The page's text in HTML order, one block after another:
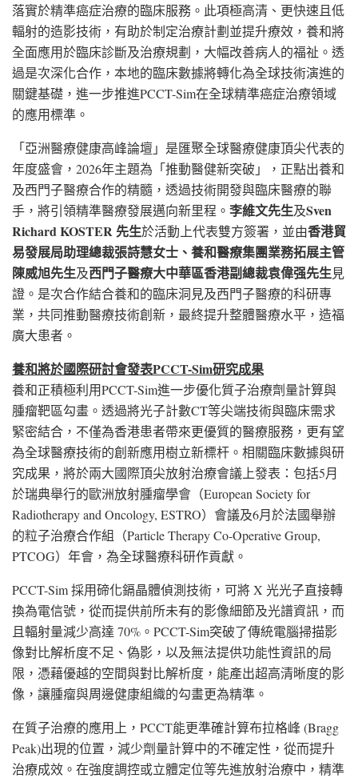
落實於精準癌症治療的臨床服務。此項極高清、更快速且低
輻射的造影技術，有助於制定治療計劃並提升療效，養和將
全面應用於臨床診斷及治療規劃，大幅改善病人的福祉。透
過是次深化合作，本地的臨床數據將轉化為全球技術演進的
關鍵基礎，進一步推進PCCT-Sim在全球精準癌症治療領域
的應用標準。
「亞洲醫療健康高峰論壇」是匯聚全球醫療健康頂尖代表的
年度盛會，2026年主題為「推動醫健新突破」，正點出養和
及西門子醫療合作的精髓，透過技術開發與臨床醫療的聯
手，將引領精準醫療發展邁向新里程。 李維文先生及Sven
Richard KOSTER 先生於活動上代表雙方簽署，並由香港貿
易發展局助理總裁張詩慧女士、養和醫療集團業務拓展主管
陳威旭先生及西門子醫療大中華區香港副總裁袁偉强先生見
證。是次合作結合養和的臨床洞見及西門子醫療的科研專
業，共同推動醫療技術創新，最終提升整體醫療水平，造福
廣大患者。
養和將於國際研討會發表PCCT-Sim研究成果
養和正積極利用PCCT-Sim進一步優化質子治療劑量計算與
腫瘤靶區勾畫。透過將光子計數CT等尖端技術與臨床需求
緊密結合，不僅為香港患者帶來更優質的醫療服務，更有望
為全球醫療技術的創新應用樹立新標杆。相關臨床數據與研
究成果，將於兩大國際頂尖放射治療會議上發表：包括5月
於瑞典舉行的歐洲放射腫瘤學會（European Society for
Radiotherapy and Oncology, ESTRO）會議及6月於法國舉辦
的粒子治療合作組（Particle Therapy Co-Operative Group,
PTCOG）年會，為全球醫療科研作貢獻。
PCCT-Sim 採用碲化鎘晶體偵測技術，可將 X 光光子直接轉
換為電信號，從而提供前所未有的影像細節及光譜資訊，而
且輻射量減少高達 70%。PCCT-Sim突破了傳統電腦掃描影
像對比解析度不足、偽影，以及無法提供功能性資訊的局
限，憑藉優越的空間與對比解析度，能產出超高清晰度的影
像，讓腫瘤與周邊健康組織的勾畫更為精準。
在質子治療的應用上，PCCT能更準確計算布拉格峰 (Bragg
Peak)出現的位置，減少劑量計算中的不確定性，從而提升
治療成效。在強度調控或立體定位等先進放射治療中，精準